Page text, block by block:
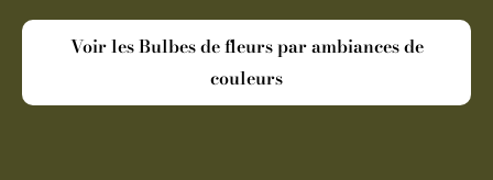
Voir les Bulbes de fleurs par ambiances de
couleurs